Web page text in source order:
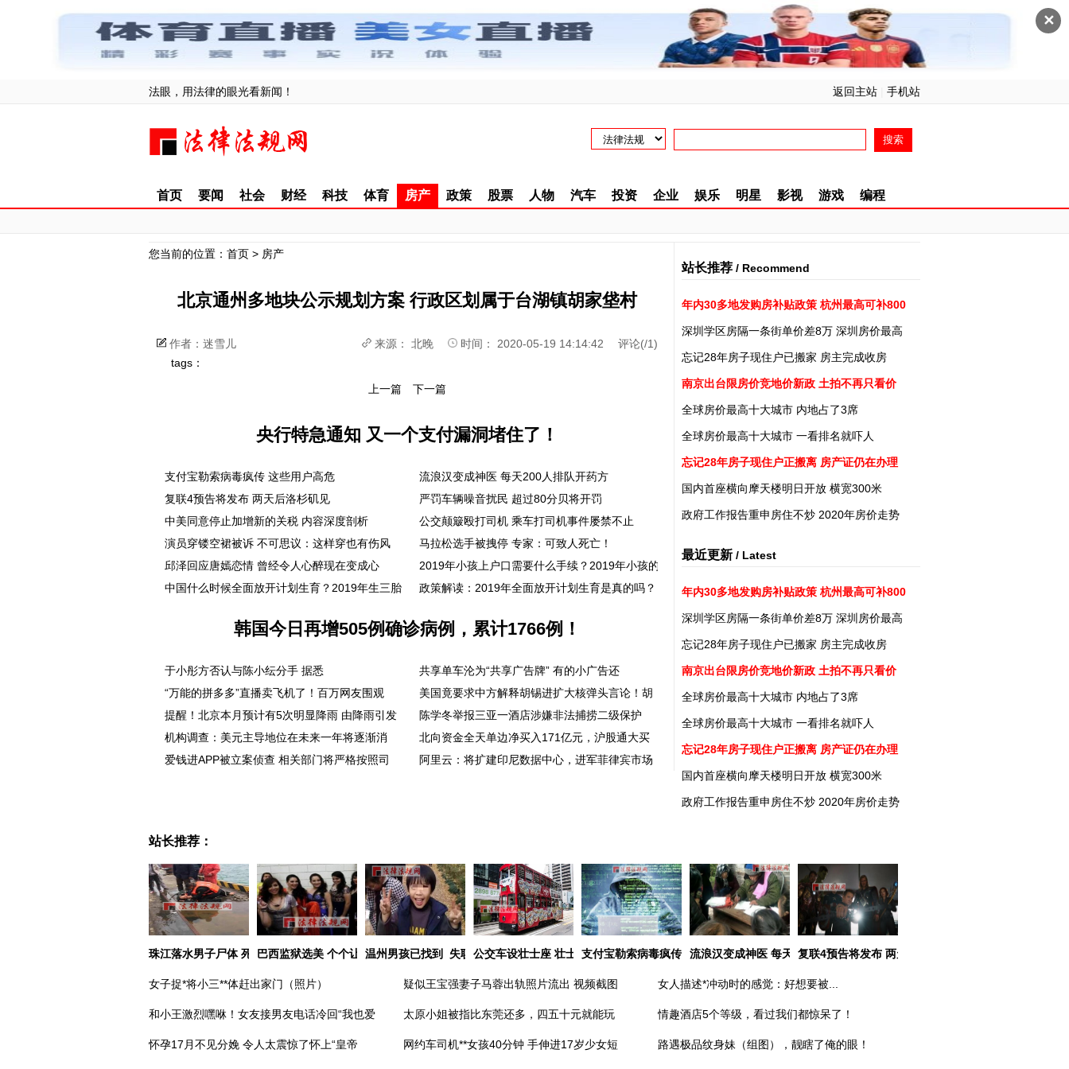
✕
法眼，用法律的眼光看新闻！ 返回主站 手机站
首页 要闻 社会 财经 科技 体育 房产 政策 股票 人物 汽车 投资 企业 娱乐 明星 影视 游戏 编程
您当前的位置： 首页 > 房产
北京通州多地块公示规划方案 行政区划属于台湖镇胡家垡村
作者：迷雪儿 来源： 北晚 时间： 2020-05-19 14:14:42 评论(/1)
tags：
上一篇 下一篇
央行特急通知 又一个支付漏洞堵住了！
支付宝勒索病毒疯传 这些用户高危
流浪汉变成神医 每天200人排队开药方
复联4预告将发布 两天后洛杉矶见
严罚车辆噪音扰民 超过80分贝将开罚
中美同意停止加增新的关税 内容深度剖析
公交颠簸殴打司机 乘车打司机事件屡禁不止
演员穿镂空裙被诉 不可思议：这样穿也有伤风
马拉松选手被拽停 专家：可致人死亡！
邱泽回应唐嫣恋情 曾经令人心醉现在变成心
2019年小孩上户口需要什么手续？2019年小孩的
中国什么时候全面放开计划生育？2019年生三胎
政策解读：2019年全面放开计划生育是真的吗？
韩国今日再增505例确诊病例，累计1766例！
于小彤方否认与陈小纭分手 据悉
共享单车沦为“共享广告牌” 有的小广告还
“万能的拼多多”直播卖飞机了！百万网友围观
美国竟要求中方解释胡锡进扩大核弹头言论！胡
提醒！北京本月预计有5次明显降雨 由降雨引发
陈学冬举报三亚一酒店涉嫌非法捕捞二级保护
机构调查：美元主导地位在未来一年将逐渐消
北向资金全天单边净买入171亿元，沪股通大买
爱钱进APP被立案侦查 相关部门将严格按照司
阿里云：将扩建印尼数据中心，进军菲律宾市场
站长推荐 / Recommend
年内30多地发购房补贴政策 杭州最高可补800
深圳学区房隔一条街单价差8万 深圳房价最高
忘记28年房子现住户已搬家 房主完成收房
南京出台限房价竞地价新政 土拍不再只看价
全球房价最高十大城市 内地占了3席
全球房价最高十大城市 一看排名就吓人
忘记28年房子现住户正搬离 房产证仍在办理
国内首座横向摩天楼明日开放 横宽300米
政府工作报告重申房住不炒 2020年房价走势
最近更新 / Latest
年内30多地发购房补贴政策 杭州最高可补800
深圳学区房隔一条街单价差8万 深圳房价最高
忘记28年房子现住户已搬家 房主完成收房
南京出台限房价竞地价新政 土拍不再只看价
全球房价最高十大城市 内地占了3席
全球房价最高十大城市 一看排名就吓人
忘记28年房子现住户正搬离 房产证仍在办理
国内首座横向摩天楼明日开放 横宽300米
政府工作报告重申房住不炒 2020年房价走势
站长推荐：
珠江落水男子尸体 死者身份已确认巴西监狱选美 个个让人惊艳温州男孩已找到 失联事件令人深思公交车设壮士座 壮士座背后有哪些深意？
支付宝勒索病毒疯传 这些用户高危流浪汉变成神医 每天200人排队开药方复联4预告将发布 两天后洛杉矶见
女子捉*将小三**体赶出家门（照片） 疑似王宝强妻子马蓉出轨照片流出 视频截图 女人描述*冲动时的感觉：好想要被...
和小王激烈嘿咻！女友接男友电话冷回“我也爱 太原小姐被指比东莞还多，四五十元就能玩 情趣酒店5个等级，看过我们都惊呆了！
怀孕17月不见分娩 令人太震惊了怀上“皇帝 网约车司机**女孩40分钟 手伸进17岁少女短 路遇极品纹身妹（组图），靓瞎了俺的眼！